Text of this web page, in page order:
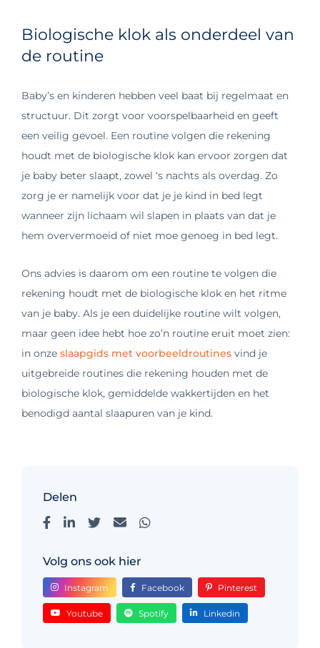
Biologische klok als onderdeel van
de routine
Baby’s en kinderen hebben veel baat bij regelmaat en
structuur. Dit zorgt voor voorspelbaarheid en geeft
een veilig gevoel. Een routine volgen die rekening
houdt met de biologische klok kan ervoor zorgen dat
je baby beter slaapt, zowel ‘s nachts als overdag. Zo
zorg je er namelijk voor dat je je kind in bed legt
wanneer zijn lichaam wil slapen in plaats van dat je
hem oververmoeid of niet moe genoeg in bed legt.
Ons advies is daarom om een routine te volgen die
rekening houdt met de biologische klok en het ritme
van je baby. Als je een duidelijke routine wilt volgen,
maar geen idee hebt hoe zo’n routine eruit moet zien:
in onze slaapgids met voorbeeldroutines vind je
uitgebreide routines die rekening houden met de
biologische klok, gemiddelde wakkertijden en het
benodigd aantal slaapuren van je kind.
Delen
Volg ons ook hier
Instagram Facebook Pinterest
Youtube Spotify Linkedin